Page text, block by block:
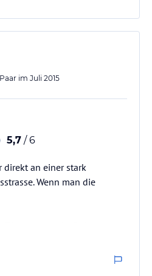
im Juli 2015
5,7 / 6
direkt an einer stark
Wenn man die
Wohnbereich müsste
Restaurant mit sehr guter